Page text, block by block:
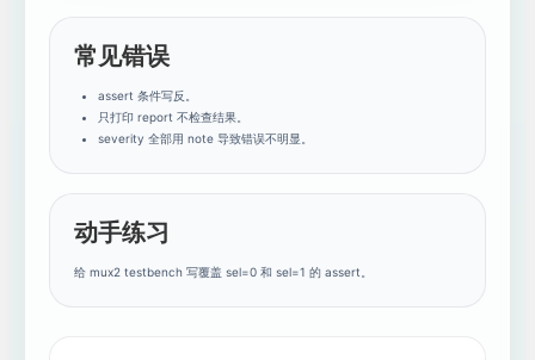
21
27
begin
map (a => a, b
10
ns
assert y = '1'
report
常见错误
assert 条件写反。
只打印 report 不检查结果。
severity 全部用 note 导致错误不明显。
动手练习
给 mux2 testbench 写覆盖 sel=0 和 sel=1 的 assert。